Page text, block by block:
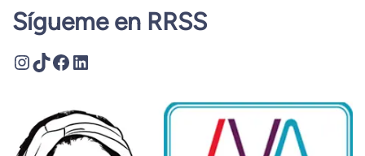
Sígueme en RRSS
Instagram
TikTok
Facebook
LinkedIn